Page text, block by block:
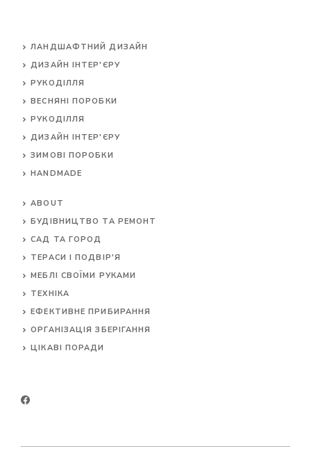
ЛАНДШАФТНИЙ ДИЗАЙН
ДИЗАЙН ІНТЕР'ЄРУ
РУКОДІЛЛЯ
ВЕСНЯНІ ПОРОБКИ
РУКОДІЛЛЯ
ДИЗАЙН ІНТЕР'ЄРУ
ЗИМОВІ ПОРОБКИ
HANDMADE
ABOUT
БУДІВНИЦТВО ТА РЕМОНТ
САД ТА ГОРОД
ТЕРАСИ І ПОДВІР'Я
МЕБЛІ СВОЇМИ РУКАМИ
ТЕХНІКА
ЕФЕКТИВНЕ ПРИБИРАННЯ
ОРГАНІЗАЦІЯ ЗБЕРІГАННЯ
ЦІКАВІ ПОРАДИ